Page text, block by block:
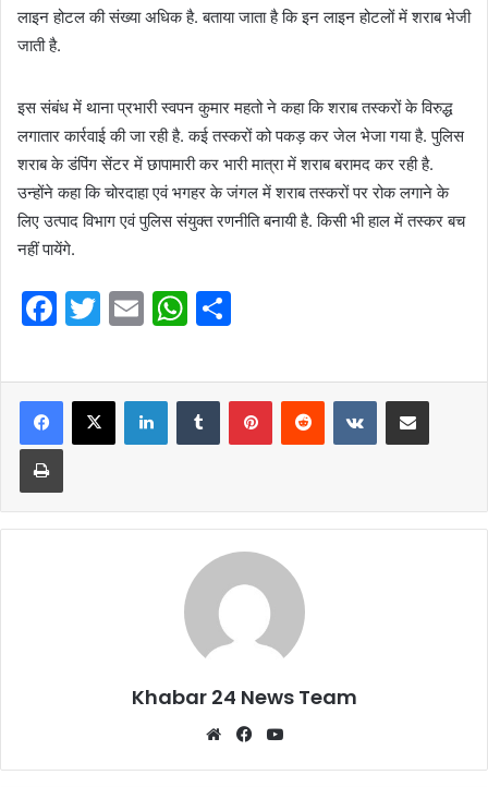
लाइन होटल की संख्या अधिक है. बताया जाता है कि इन लाइन होटलों में शराब भेजी
जाती है.
इस संबंध में थाना प्रभारी स्वपन कुमार महतो ने कहा कि शराब तस्करों के विरुद्ध
लगातार कार्रवाई की जा रही है. कई तस्करों को पकड़ कर जेल भेजा गया है. पुलिस
शराब के डंपिंग सेंटर में छापामारी कर भारी मात्रा में शराब बरामद कर रही है.
उन्होंने कहा कि चोरदाहा एवं भगहर के जंगल में शराब तस्करों पर रोक लगाने के
लिए उत्पाद विभाग एवं पुलिस संयुक्त रणनीति बनायी है. किसी भी हाल में तस्कर बच
नहीं पायेंगे.
F
c
e
b
o
o
T
itt
er
E
ai
l
W
at
s
A
p
ar
e
LinkedInTumblr PinterestReddit VKontakteShare via Email
Print
Khabar 24 News Team
WebsiteFacebook